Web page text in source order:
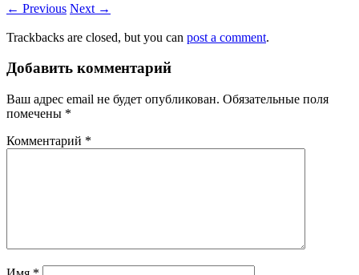
← Previous Next →
Trackbacks are closed, but you can post a comment.
Добавить комментарий
Ваш адрес email не будет опубликован. Обязательные поля
помечены *
Комментарий *